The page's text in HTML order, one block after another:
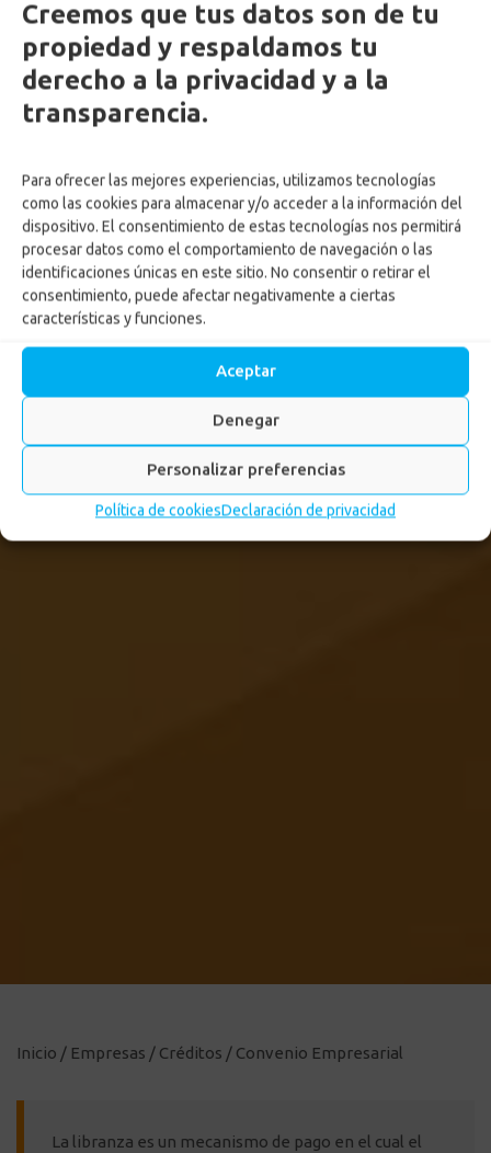
Creemos que tus datos son de tu
propiedad y respaldamos tu
derecho a la privacidad y a la
transparencia.
Para ofrecer las mejores experiencias, utilizamos tecnologías
como las cookies para almacenar y/o acceder a la información del
dispositivo. El consentimiento de estas tecnologías nos permitirá
procesar datos como el comportamiento de navegación o las
identificaciones únicas en este sitio. No consentir o retirar el
consentimiento, puede afectar negativamente a ciertas
características y funciones.
Aceptar
Denegar
Personalizar preferencias
Política de cookiesDeclaración de privacidad
Inicio / Empresas / Créditos / Convenio Empresarial
La libranza es un mecanismo de pago en el cual el